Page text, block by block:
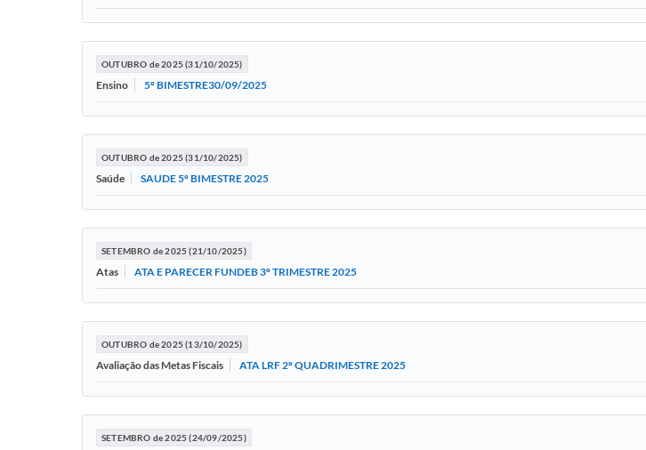
OUTUBRO de 2025 (31/10/2025)
Ensino 5º BIMESTRE30/09/2025
OUTUBRO de 2025 (31/10/2025)
Saúde SAUDE 5º BIMESTRE 2025
SETEMBRO de 2025 (21/10/2025)
Atas ATA E PARECER FUNDEB 3º TRIMESTRE 2025
OUTUBRO de 2025 (13/10/2025)
Avaliação das Metas Fiscais ATA LRF 2º QUADRIMESTRE 2025
SETEMBRO de 2025 (24/09/2025)